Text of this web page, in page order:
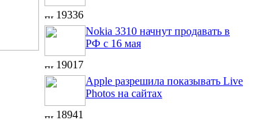
19336
Nokia 3310 начнут продавать в
РФ с 16 мая
19017
Apple разрешила показывать Live
Photos на сайтах
18941